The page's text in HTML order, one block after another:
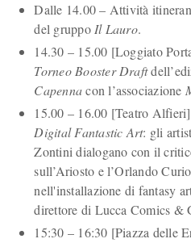
Dalle 14.00 – Attività
del gruppoIl Lauro.
14.30 – 15.00 [Loggiato
Torneo Booster Draft
Capennacon l’associazione
15.00 – 16.00 [Teatro
Digital Fantastic Art: gli
Zontini dialogano con il
sull’Ariosto e l’Orlando
nell'installazione di fantasy
direttore di Lucca Comics &
15:30 – 16:30 [Piazza delle